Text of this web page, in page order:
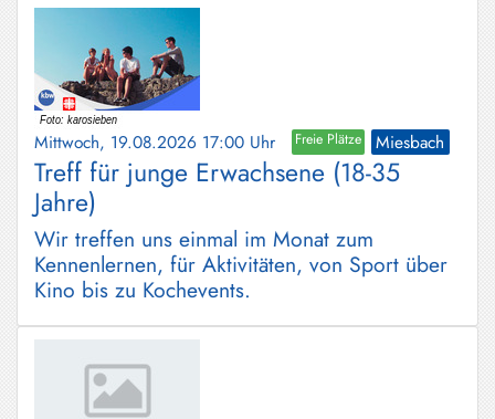
Mittwoch, 19.08.2026 17:00 Uhr Freie Plätze Miesbach
Treff für junge Erwachsene (18-35
Jahre)
Wir treffen uns einmal im Monat zum
Kennenlernen, für Aktivitäten, von Sport über
Kino bis zu Kochevents.